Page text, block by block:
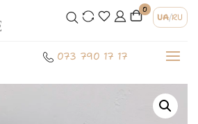
0
UA/RU
073 790 17 17